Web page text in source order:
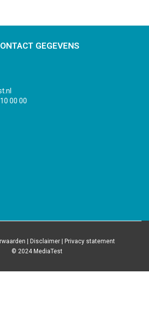
GEGEVENS
00 00
Disclaimer|
Privacy statement
© 2024 MediaTest